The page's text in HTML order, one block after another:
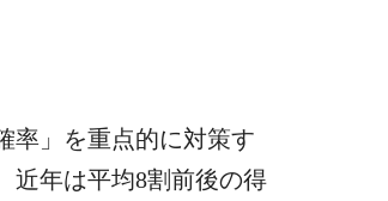
率」を重点的に対策す
近年は平均8割前後の得